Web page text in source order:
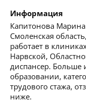
Информация
Капитонова
Смоленская
работает в
Нарвской,
диспансер.
образовании,
трудового стажа,
ниже.